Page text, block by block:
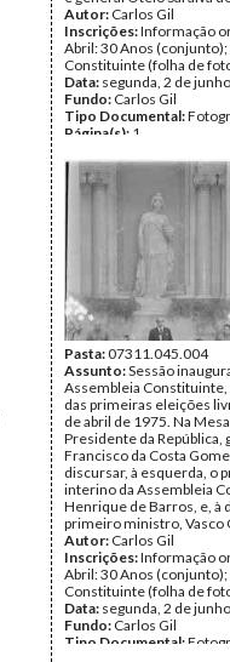
Autor: Carlos Gil
Inscrições:Informação
Abril: 30 Anos
Constituinte (folha de
Data: segunda, 2 de
Fundo: Carlos Gil
Tipo Documental:
Página(s): 1
Pasta:07311.045.004
Assunto:Sessão
Assembleia
das primeiras eleições
de abril de 1975. Na
Presidente da República,
Francisco da Costa
discursar, à esquerda, o
interino da Assembleia
Henrique de Barros, e, à
primeiro ministro, Vasco
Autor: Carlos Gil
Inscrições:Informação
Abril: 30 Anos
Constituinte (folha de
Data: segunda, 2 de
Fundo: Carlos Gil
Tipo Documental: